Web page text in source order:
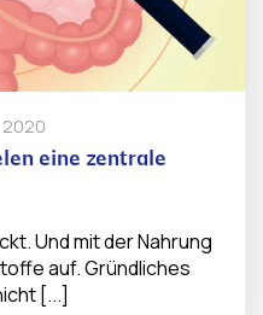
2020
eine zentrale
Und mit der Nahrung
auf. Gründliches
[...]